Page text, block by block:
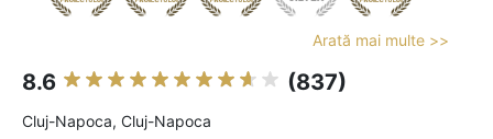
Arată mai multe >>
8.6 (837)
Cluj-Napoca, Cluj-Napoca